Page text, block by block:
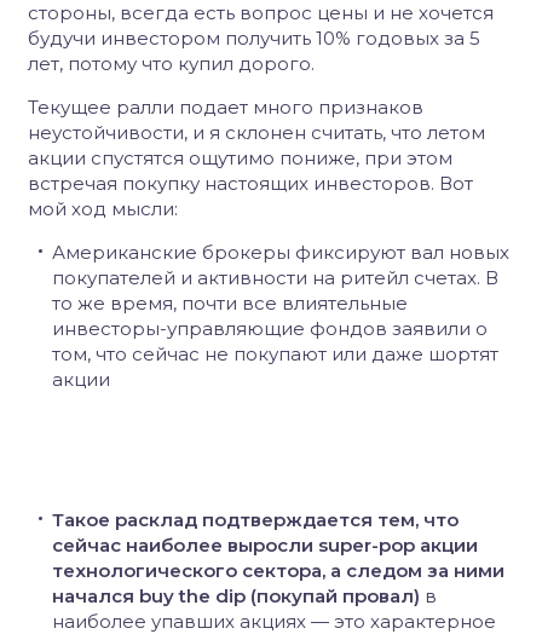
стороны, всегда есть вопрос цены и не хочется
будучи инвестором получить 10% годовых за 5
лет, потому что купил дорого.
Текущее ралли подает много признаков
неустойчивости, и я склонен считать, что летом
акции спустятся ощутимо пониже, при этом
встречая покупку настоящих инвесторов. Вот
мой ход мысли:
Американские брокеры фиксируют вал новых
покупателей и активности на ритейл счетах. В
то же время, почти все влиятельные
инвесторы-управляющие фондов заявили о
том, что сейчас не покупают или даже шортят
акции
Такое расклад подтверждается тем, что
сейчас наиболее выросли super-pop акции
технологического сектора, а следом за ними
начался buy the dip (покупай провал) в
наиболее упавших акциях — это характерное